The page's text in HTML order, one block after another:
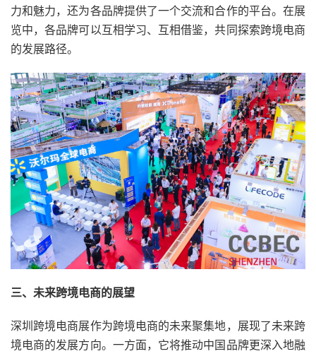
力和魅力，还为各品牌提供了一个交流和合作的平台。在展
览中，各品牌可以互相学习、互相借鉴，共同探索跨境电商
的发展路径。
三、未来跨境电商的展望
深圳跨境电商展作为跨境电商的未来聚集地，展现了未来跨
境电商的发展方向。一方面，它将推动中国品牌更深入地融